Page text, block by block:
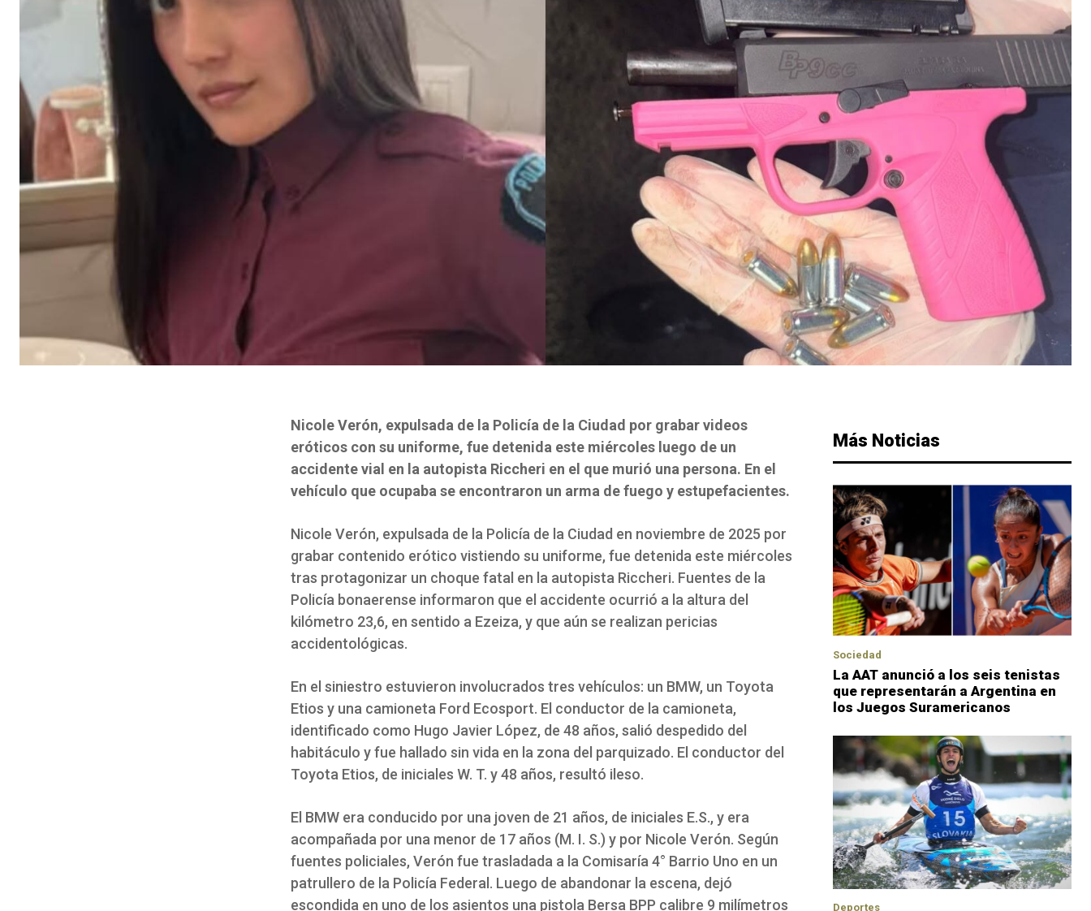
Nicole Verón, expulsada de la Policía de la Ciudad por grabar videos
eróticos con su uniforme, fue detenida este miércoles luego de un
accidente vial en la autopista Riccheri en el que murió una persona. En el
vehículo que ocupaba se encontraron un arma de fuego y estupefacientes.
Nicole Verón, expulsada de la Policía de la Ciudad en noviembre de 2025 por
grabar contenido erótico vistiendo su uniforme, fue detenida este miércoles
tras protagonizar un choque fatal en la autopista Riccheri. Fuentes de la
Policía bonaerense informaron que el accidente ocurrió a la altura del
kilómetro 23,6, en sentido a Ezeiza, y que aún se realizan pericias
accidentológicas.
En el siniestro estuvieron involucrados tres vehículos: un BMW, un Toyota
Etios y una camioneta Ford Ecosport. El conductor de la camioneta,
identificado como Hugo Javier López, de 48 años, salió despedido del
habitáculo y fue hallado sin vida en la zona del parquizado. El conductor del
Toyota Etios, de iniciales W. T. y 48 años, resultó ileso.
El BMW era conducido por una joven de 21 años, de iniciales E.S., y era
acompañada por una menor de 17 años (M. I. S.) y por Nicole Verón. Según
fuentes policiales, Verón fue trasladada a la Comisaría 4° Barrio Uno en un
patrullero de la Policía Federal. Luego de abandonar la escena, dejó
escondida en uno de los asientos una pistola Bersa BPP calibre 9 milímetros
Más Noticias
Sociedad
La AAT anunció a los seis tenistas
que representarán a Argentina en
los Juegos Suramericanos
Deportes